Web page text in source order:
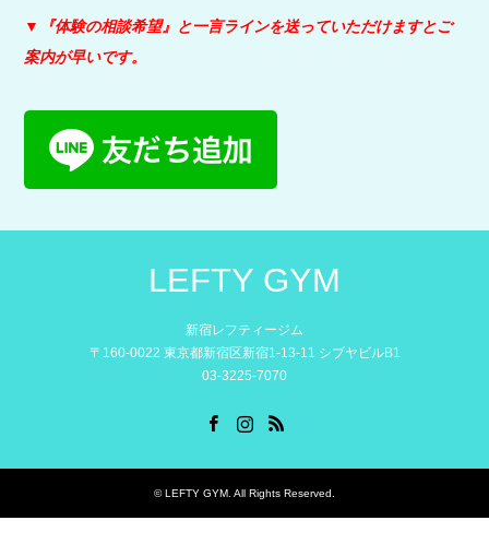
▼『体験の相談希望』と一言ラインを送っていただけますとご
案内が早いです。
LEFTY GYM
新宿レフティージム
〒160-0022 東京都新宿区新宿1-13-11 シブヤビルB1
03-3225-7070
©LEFTY GYM. All Rights Reserved.